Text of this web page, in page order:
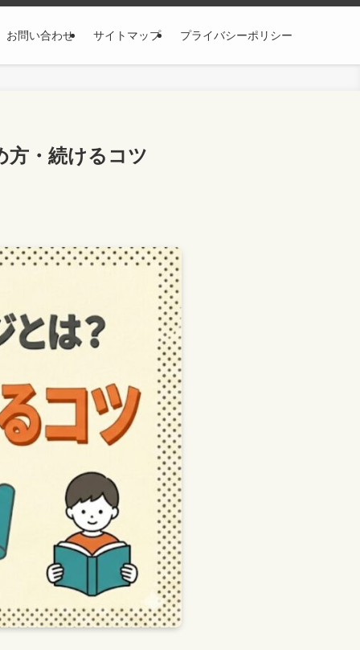
お問い合わせ サイトマップ プライバシーポリシー
方・続けるコツ